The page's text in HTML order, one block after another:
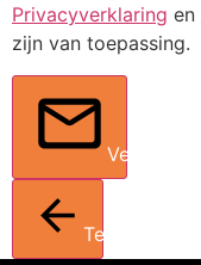
Privacyverklaring en
zijn van toepassing.
Verstuur
Terug